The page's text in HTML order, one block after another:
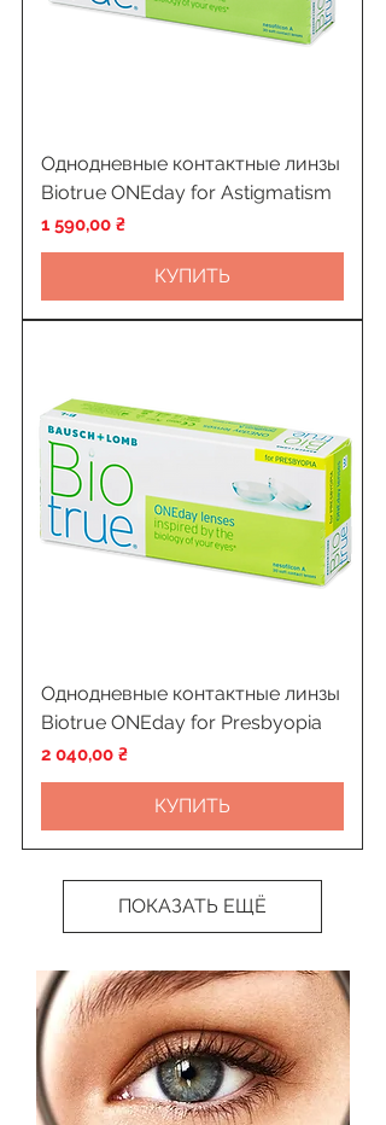
Однодневные контактные линзы
Biotrue ONEday for Astigmatism
Цена
1 590,00 ₴
КУПИТЬ
Однодневные контактные линзы
Biotrue ONEday for Presbyopia
Цена
2 040,00 ₴
КУПИТЬ
ПОКАЗАТЬ ЕЩЁ